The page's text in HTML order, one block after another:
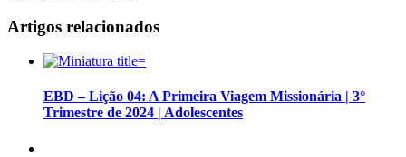
Artigos relacionados
EBD – Lição 04: A Primeira Viagem Missionária | 3°
Trimestre de 2024 | Adolescentes